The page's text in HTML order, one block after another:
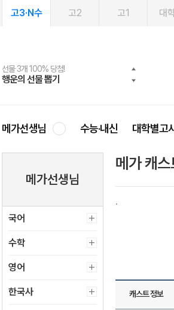
고3·N수 고2 고1 대
선물 3개 100% 당첨!
행운의 선물 뽑기
선물 100% 증정!
메가스터디 X 올리브
여름방학 스터디 캐시백
메가런 썸머스쿨
2027 러셀 단과
강사 공개선발
스마트러닝앱
설문 EVENT
메가패스
3일 무료 체험권
메가패스 수강생 무료혜택!
메가클럽 멤버십
사회공헌 캠페인
희망이룸 메가나눔
메가선생님 수능·내신 대학별고
메가선생님
국어
수학
영어
한국사
메가 캐스
캐스트 정보